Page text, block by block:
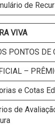
de
VIVA
PONTOS DE
–
e Cotas
de